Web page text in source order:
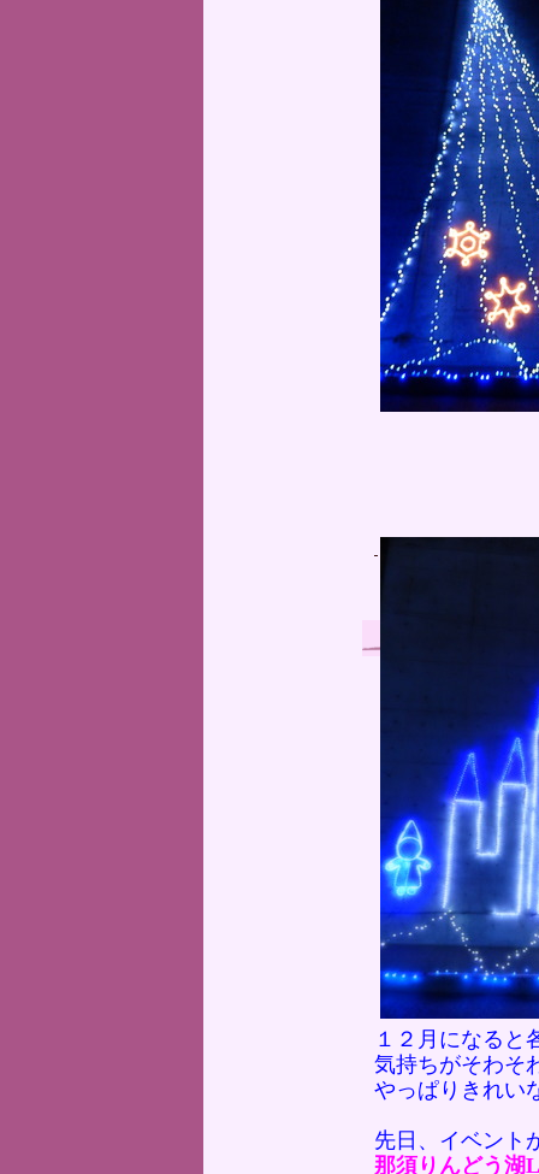
１２月になると
気持ちがそわそ
やっぱりきれい
先日、イベント
那須りんどう湖